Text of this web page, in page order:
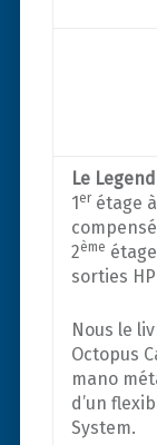
Le Legend
1 er étage
2ème
sorties
Nous le
Octopus
mano
d’un
System.